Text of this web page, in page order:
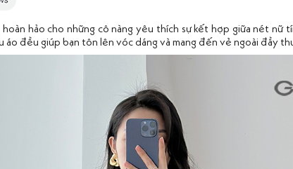
hoàn hảo cho những cô nàng yêu thích sự kết hợp giữa nét nữ
áo đều giúp bạn tôn lên vóc dáng và mang đến vẻ ngoài đầy